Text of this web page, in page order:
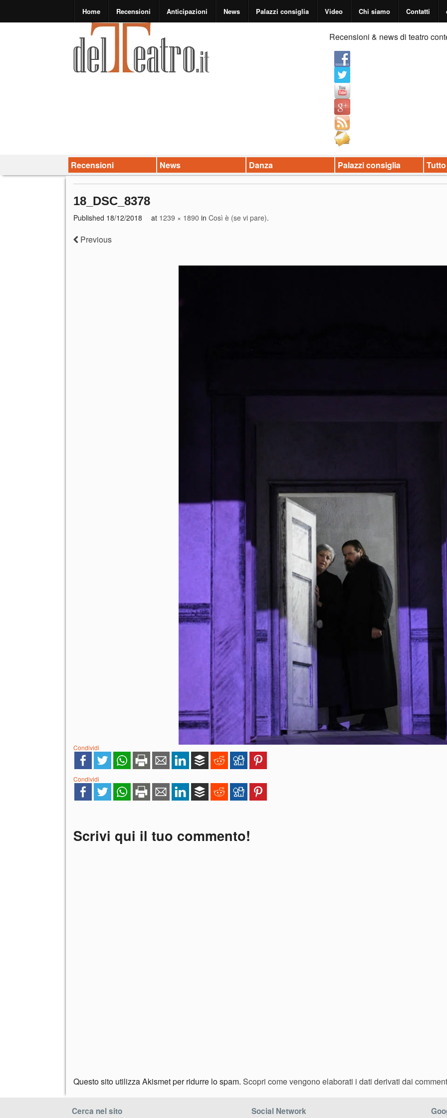
Home Recensioni Anticipazioni News Palazzi consiglia Video Chi siamo Contatti
Recensioni & news di teatro
Recensioni News Danza Palazzi consiglia
18_DSC_8378
Published 18/12/2018 at 1239 × 1890 in Così è (se vi pare).
Previous
Condividi
Condividi
Scrivi qui il tuo commento!
Questo sito utilizza Akismet per ridurre lo spam. Scopri come vengono elaborati i dati derivati dai
Cerca nel sito Social Network